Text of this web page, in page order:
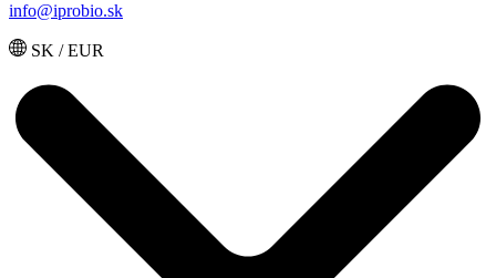
info@iprobio.sk
SK / EUR